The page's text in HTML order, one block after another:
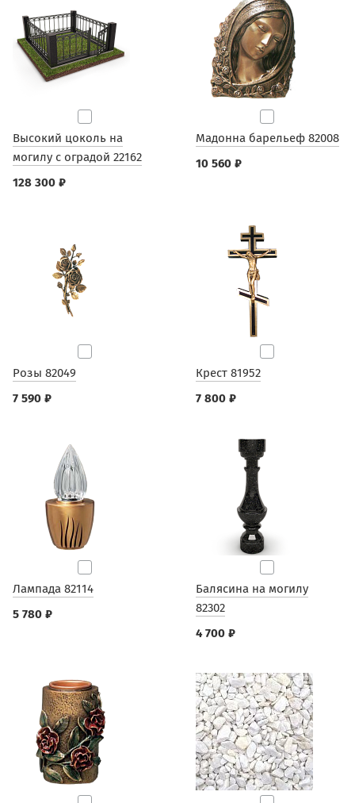
Высокий цоколь на
могилу с оградой 22162
128 300 ₽
Мадонна барельеф 82008
10 560 ₽
Розы 82049
7 590 ₽
Крест 81952
7 800 ₽
Лампада 82114
5 780 ₽
Балясина на могилу
82302
4 700 ₽